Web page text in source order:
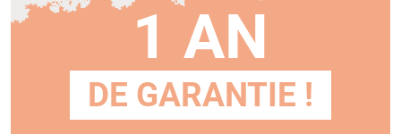
1 AN
DE GARANTIE !